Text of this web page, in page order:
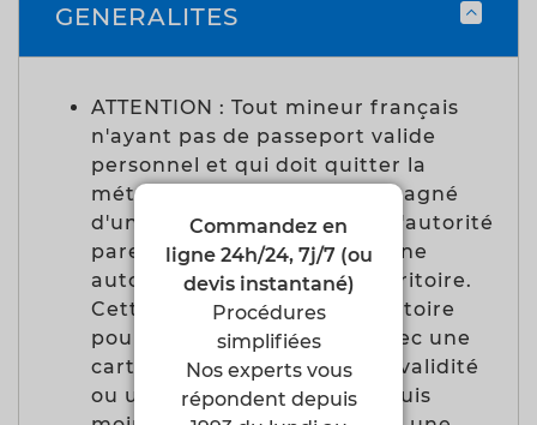
Commandez en
ligne 24h/24, 7j/7 (ou
devis instantané)
Procédures
simplifiées
Nos experts vous
répondent depuis
GENERALITES
ATTENTION : Tout mineur français
n'ayant pas de passeport valide
personnel et qui doit quitter la
métropole sans être accompagné
d'une personne titulaire de l'autorité
parentale doit être muni d'une
autorisation de sortie du territoire.
Cette autorisation est obligatoire
pour franchir la frontière avec une
carte d'identité en cours de validité
ou un passeport périmé depuis